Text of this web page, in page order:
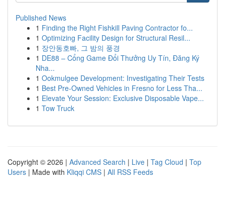
Published News
1 Finding the Right Fishkill Paving Contractor fo...
1 Optimizing Facility Design for Structural Resil...
1 장안동호빠, 그 밤의 풍경
1 DE88 – Cổng Game Đổi Thưởng Uy Tín, Đăng Ký
Nha...
1 Ookmulgee Development: Investigating Their Tests
1 Best Pre-Owned Vehicles in Fresno for Less Tha...
1 Elevate Your Session: Exclusive Disposable Vape...
1 Tow Truck
Copyright © 2026 | Advanced Search | Live | Tag Cloud | Top
Users | Made with Kliqqi CMS | All RSS Feeds